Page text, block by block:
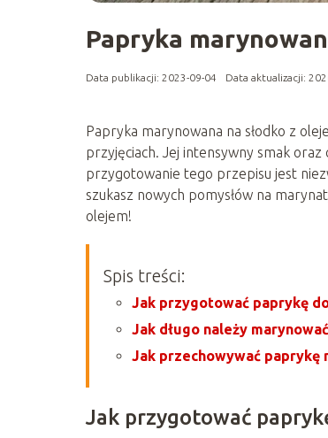
Papryka
Data publikacji: 2023-09-04 Data aktualizacji:
Papryka marynowana na słodko z
przyjęciach. Jej intensywny smak oraz
przygotowanie tego przepisu jest
szukasz nowych pomysłów na
olejem!
Spis treści:
Jak przygotować paprykę
Jak długo należy
Jak przechowywać paprykę
Jak przygotować